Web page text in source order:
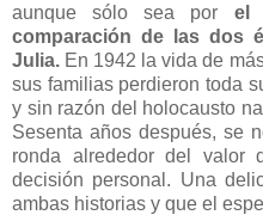
aunque sólo sea por el
comparación de las dos
Julia. En 1942 la vida de
sus familias perdieron toda
y sin razón del holocausto
Sesenta años después, se
ronda alrededor del
decisión personal. Una
ambas historias y que el